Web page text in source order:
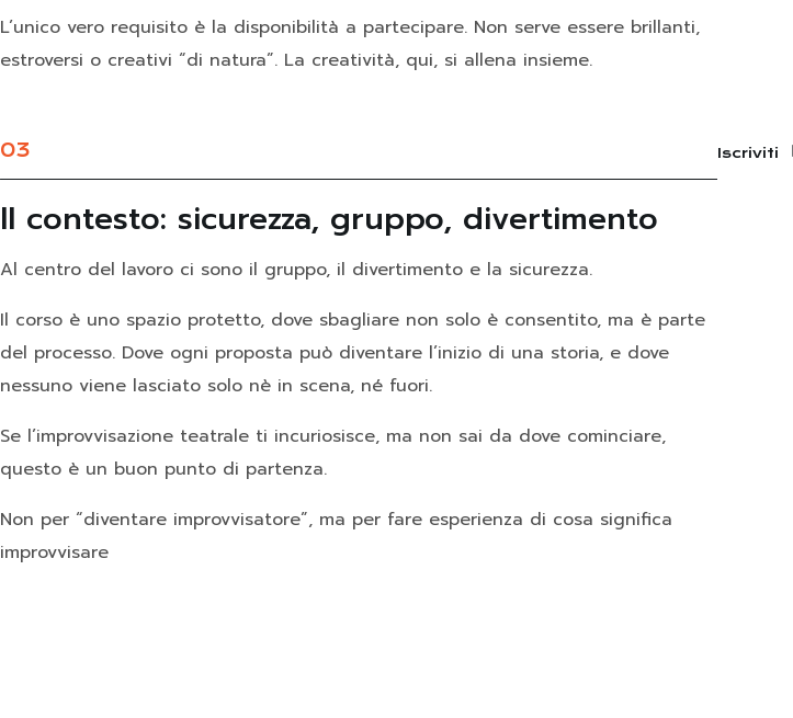
L’unico vero requisito è la disponibilità a partecipare. Non serve essere brillanti,
estroversi o creativi “di natura”. La creatività, qui, si allena insieme.
03
Il contesto: sicurezza, gruppo, divertimento
Al centro del lavoro ci sono il gruppo, il divertimento e la sicurezza.
Il corso è uno spazio protetto, dove sbagliare non solo è consentito, ma è parte
del processo. Dove ogni proposta può diventare l’inizio di una storia, e dove
nessuno viene lasciato solo nè in scena, né fuori.
Se l’improvvisazione teatrale ti incuriosisce, ma non sai da dove cominciare,
questo è un buon punto di partenza.
Non per “diventare improvvisatore”, ma per fare esperienza di cosa significa
improvvisare
Iscriviti